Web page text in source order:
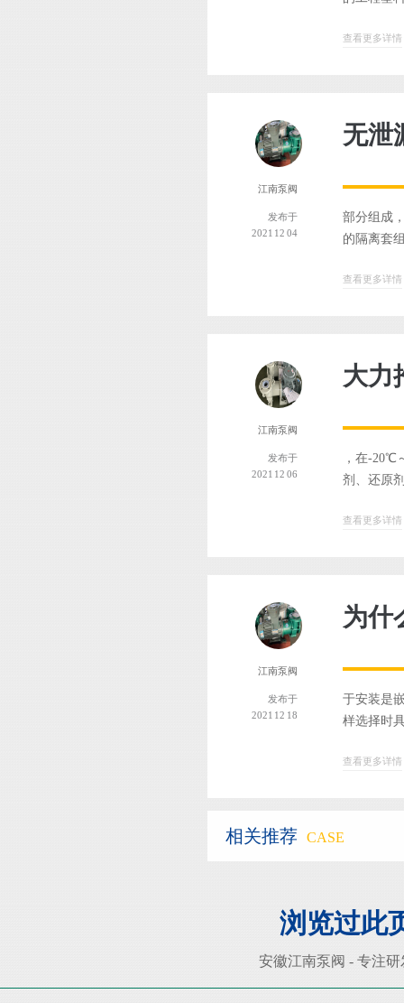
查看更多详情
江南泵阀
发布于
2021 12 04
无泄
部分组成
的隔离套
查看更多详情
江南泵阀
发布于
2021 12 06
大力
，在-20℃
剂、还原
查看更多详情
江南泵阀
发布于
2021 12 18
为什
于安装是
样选择时
查看更多详情
相关推荐 CASE
浏览过此
安徽江南泵阀 - 专注